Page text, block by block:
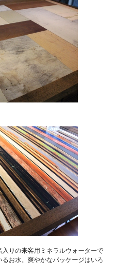
りの来客用ミネラルウォーターで
お水。爽やかなパッケージはいろ